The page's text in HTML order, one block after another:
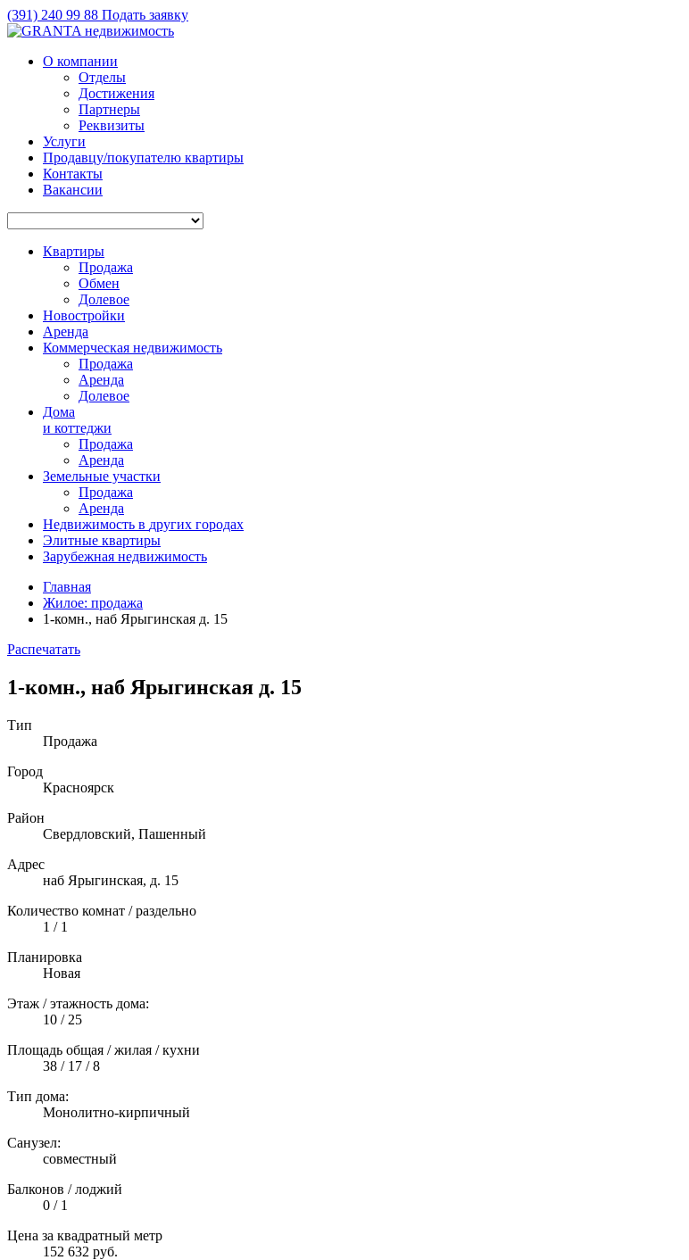
(391) 240 99 88 Подать заявку
О компании
Отделы
Достижения
Партнеры
Реквизиты
Услуги
Продавцу/покупателю квартиры
Контакты
Вакансии
Квартиры
Продажа
Обмен
Долевое
Новостройки
Аренда
Коммерческая недвижимость
Продажа
Аренда
Долевое
Дома
и коттеджи
Продажа
Аренда
Земельные участки
Продажа
Аренда
Недвижимость в других городах
Элитные квартиры
Зарубежная недвижимость
Главная
Жилое: продажа
1-комн., наб Ярыгинская д. 15
Распечатать
1-комн., наб Ярыгинская д. 15
Тип
Продажа
Город
Красноярск
Район
Свердловский, Пашенный
Адрес
наб Ярыгинская, д. 15
Количество комнат / раздельно
1 / 1
Планировка
Новая
Этаж / этажность дома:
10 / 25
Площадь общая / жилая / кухни
38 / 17 / 8
Тип дома:
Монолитно-кирпичный
Санузел:
совместный
Балконов / лоджий
0 / 1
Цена за квадратный метр
152 632 руб.